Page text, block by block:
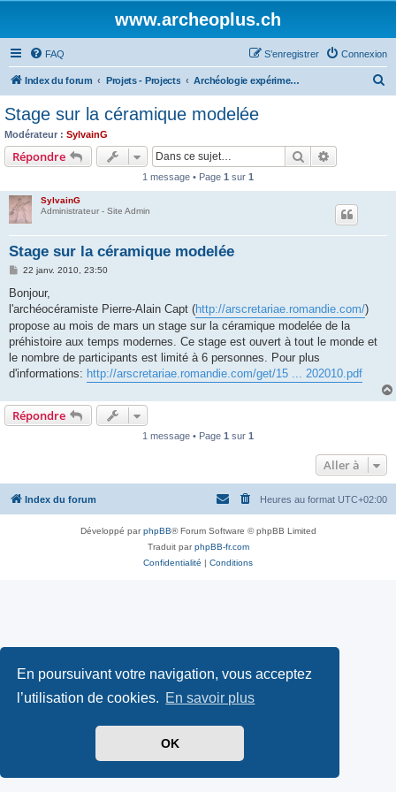
En poursuivant votre navigation, vous acceptez
l’utilisation de cookies. En savoir plus
OK
www.archeoplus.ch
FAQ Connexion
S’enregistrer
Index du forum Projets - Projects Archéologie expérimentale - experimental archaeology
Stage sur la céramique modelée
Modérateur : SylvainG
Répondre Rechercher
1 message • Page 1 sur 1
SylvainG
Administrateur - Site Admin
Stage sur la céramique modelée
M
s
a
g
e
22 janv. 2010, 23:50
Bonjour,
l'archéocéramiste Pierre-Alain Capt (http://arscretariae.romandie.com/)
propose au mois de mars un stage sur la céramique modelée de la
préhistoire aux temps modernes. Ce stage est ouvert à tout le monde et
le nombre de participants est limité à 6 personnes. Pour plus
d'informations: http://arscretariae.romandie.com/get/15 ... 202010.pdf
Répondre
1 message • Page 1 sur 1
Aller à
Index du forum Heures au format UTC+02:00
Développé parphpBB® Forum Software © phpBB Limited
Traduit parphpBB-fr.com
Confidentialité | Conditions